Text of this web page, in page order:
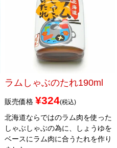
ご利用ガイド
お問合せ
個人情報の取扱い
ラムしゃぶのたれ190ml
販売価格 ¥324 税込
北海道ならではのラム肉を使った
しゃぶしゃぶの為に、しょうゆを
ベースにラム肉に合うたれを作り